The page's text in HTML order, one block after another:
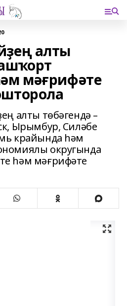
алты
мәғрифәте
алты төбәгендә –
Ырымбур, Силәбе
крайында һәм
округында
һәм мәғрифәте